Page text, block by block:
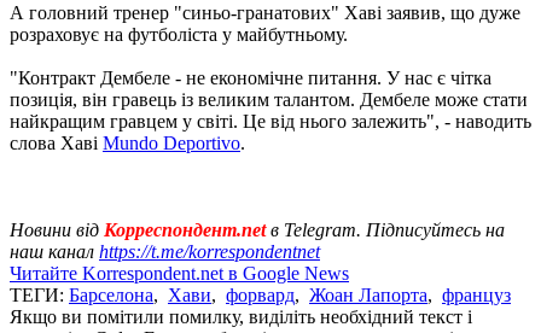
А головний тренер "синьо-гранатових" Хаві заявив, що дуже
розраховує на футболіста у майбутньому.
"Контракт Дембеле - не економічне питання. У нас є чітка
позиція, він гравець із великим талантом. Дембеле може стати
найкращим гравцем у світі. Це від нього залежить", - наводить
слова Хаві Mundo Deportivo.
Новини від Корреспондент.netв Telegram. Підписуйтесь на
наш канал https://t.me/korrespondentnet
Читайте Korrespondent.net в Google News
ТЕГИ: Барселона, Хави, форвард, Жоан Лапорта, француз
Якщо ви помітили помилку, виділіть необхідний текст і